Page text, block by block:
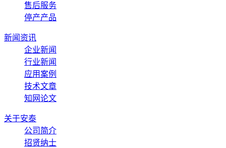
售后服务
停产产品
新闻资讯
企业新闻
行业新闻
应用案例
技术文章
知网论文
关于安泰
公司简介
招贤纳士